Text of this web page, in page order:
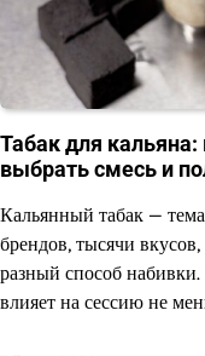
Табак для кальяна:
выбрать смесь и
Кальянный табак —
брендов, тысячи
разный способ
влияет на сессию не